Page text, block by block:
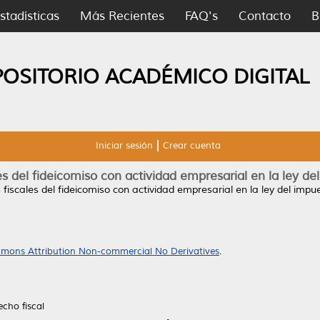
Más Recientes FAQ's Contacto
ACADÉMICO DIGITAL
Iniciar sesión Crear cuenta
del fideicomiso con actividad empresarial en la ley
fiscales del fideicomiso con actividad empresarial en la ley del
Attribution Non-commercial No Derivatives.
fiscal